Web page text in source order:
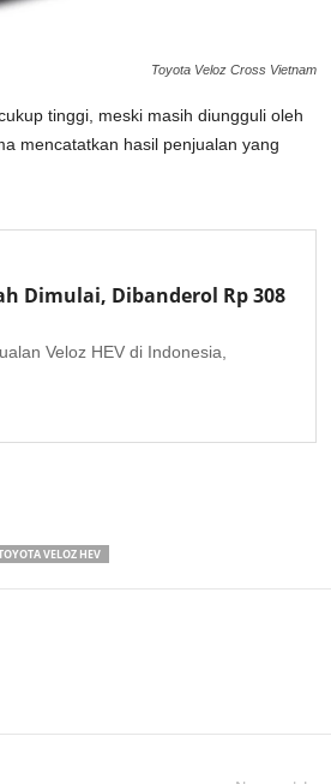
Toyota Veloz Cross Vietnam
tinggi, meski masih diungguli oleh
mencatatkan hasil penjualan yang
Dimulai, Dibanderol Rp 308
Veloz HEV di Indonesia,
VELOZ HEV